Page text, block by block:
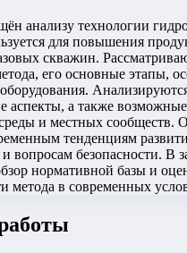
анализу технологии
для повышения
скважин.
его основные этапы,
аспекты, а также
и местных сообществ.
тенденциям
вопросам безопасности. В
нормативной базы и
метода в современных